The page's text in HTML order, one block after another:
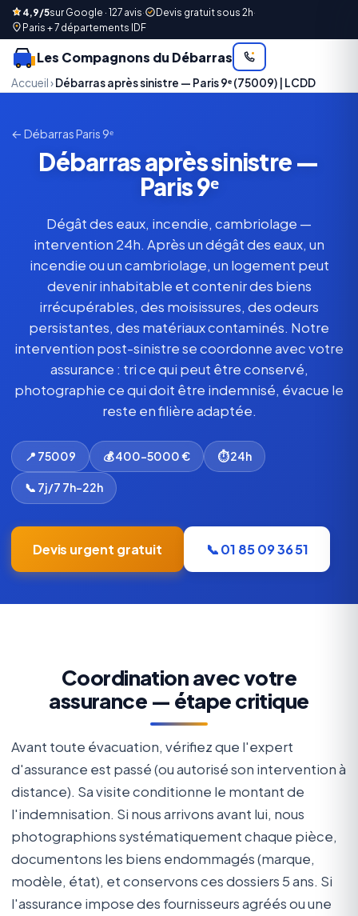
4,9/5sur Google · 127 avis· Devis gratuit sous 2h·
Paris + 7 départements IDF
Les Compagnons du Débarras
Accueil› Débarras après sinistre — Paris 9ᵉ (75009) | LCDD
← Débarras Paris 9ᵉ
Débarras après sinistre —
Paris 9ᵉ
Dégât des eaux, incendie, cambriolage —
intervention 24h. Après un dégât des eaux, un
incendie ou un cambriolage, un logement peut
devenir inhabitable et contenir des biens
irrécupérables, des moisissures, des odeurs
persistantes, des matériaux contaminés. Notre
intervention post-sinistre se coordonne avec votre
assurance : tri ce qui peut être conservé,
photographie ce qui doit être indemnisé, évacue le
reste en filière adaptée.
📍 75009 💰 400-5000 € ⏱ 24h
📞 7j/7 7h-22h
Devis urgent gratuit 📞 01 85 09 36 51
Coordination avec votre
assurance — étape critique
Avant toute évacuation, vérifiez que l'expert
d'assurance est passé (ou autorisé son intervention à
distance). Sa visite conditionne le montant de
l'indemnisation. Si nous arrivons avant lui, nous
photographions systématiquement chaque pièce,
documentons les biens endommagés (marque,
modèle, état), et conservons ces dossiers 5 ans. Si
l'assurance impose des fournisseurs agréés ou une